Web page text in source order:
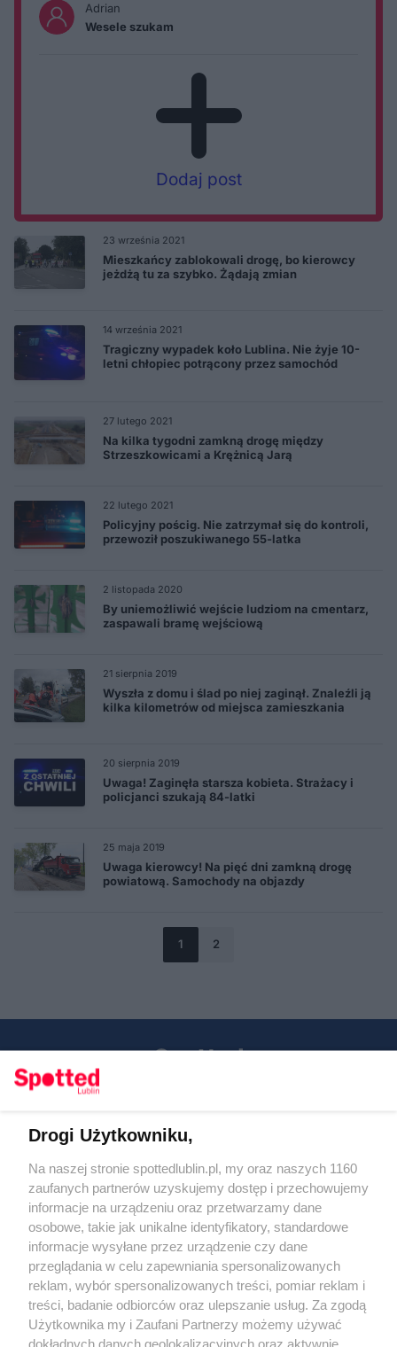
23 września 2021
Mieszkańcy zablokowali drogę, bo kierowcy
jeżdżą tu za szybko. Żądają zmian
14 września 2021
Tragiczny wypadek koło Lublina. Nie żyje 10-
letni chłopiec potrącony przez samochód
27 lutego 2021
Na kilka tygodni zamkną drogę między
Strzeszkowicami a Krężnicą Jarą
22 lutego 2021
Policyjny pościg. Nie zatrzymał się do kontroli,
przewoził poszukiwanego 55-latka
2 listopada 2020
By uniemożliwić wejście ludziom na cmentarz,
zaspawali bramę wejściową
21 sierpnia 2019
Wyszła z domu i ślad po niej zaginął. Znaleźli ją
kilka kilometrów od miejsca zamieszkania
20 sierpnia 2019
Uwaga! Zaginęła starsza kobieta. Strażacy i
policjanci szukają 84-latki
25 maja 2019
Uwaga kierowcy! Na pięć dni zamkną drogę
powiatową. Samochody na objazdy
1 2
Adrian
Wesele szukam
Dodaj post
KATEGORIE
OGŁOSZENIA
WYDARZENIA
Regulamin
Polityka prywatności
RODO
Warunki korzystania z treści
Drogi Użytkowniku,
Na naszej stronie spottedlublin.pl, my oraz naszych 1160
zaufanych partnerów uzyskujemy dostęp i przechowujemy
informacje na urządzeniu oraz przetwarzamy dane
osobowe, takie jak unikalne identyfikatory, standardowe
informacje wysyłane przez urządzenie czy dane
przeglądania w celu zapewniania spersonalizowanych
reklam, wybór spersonalizowanych treści, pomiar reklam i
treści, badanie odbiorców oraz ulepszanie usług. Za zgodą
Użytkownika my i Zaufani Partnerzy możemy używać
dokładnych danych geolokalizacyjnych oraz aktywnie